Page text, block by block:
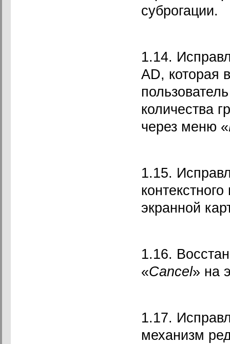
суброгации.
1.14.
AD, которая
количества
через меню «
1.15.
экранной
1.16.
«Cancel» на
1.17.
механизм